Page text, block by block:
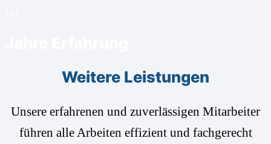
Weitere Leistungen
Unsere erfahrenen und zuverlässigen Mitarbeiter
führen alle Arbeiten effizient und fachgerecht